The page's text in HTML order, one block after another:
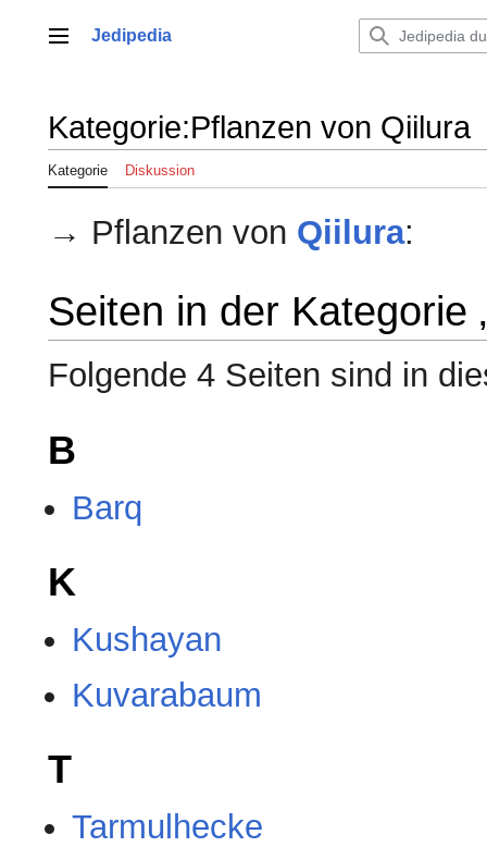
springenHauptmenü
Jedipedia
Kategorie:Pflanzen von Qiilura
Kategorie Diskussion
→ Pflanzen von Qiilura:
Seiten in der Kategorie
Folgende 4 Seiten sind in
B
Barq
K
Kushayan
Kuvarabaum
T
Tarmulhecke